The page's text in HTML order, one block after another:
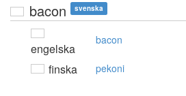
bacon svenska
engelska
bacon
finska pekoni